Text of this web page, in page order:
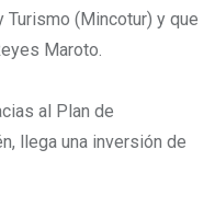
(Mincotur) y que
Maroto.
al Plan de
llega una inversión de